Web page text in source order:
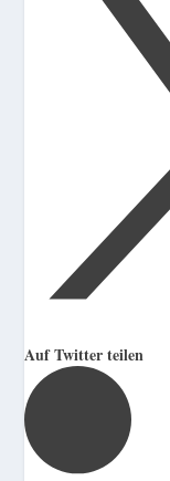
Auf Twitter teilen